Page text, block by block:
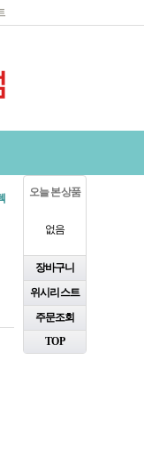
오늘 본 상품
없음
장바구니
위시리스트
주문조회
TOP